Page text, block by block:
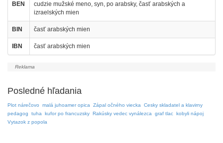
BEN
cudzie mužské meno, syn, po arabsky, časť arabských a
izraelských mien
BIN časť arabských mien
IBN časť arabských mien
Posledné hľadania
Plot nárečovo malá juhoamer opica Zápal očného viecka
Cesky skladatel a klavirny
pedagog
tuha kufor po francuzsky Rakúsky vedec vynálezca graf tlac kobyli nápoj
Vytazok z popola